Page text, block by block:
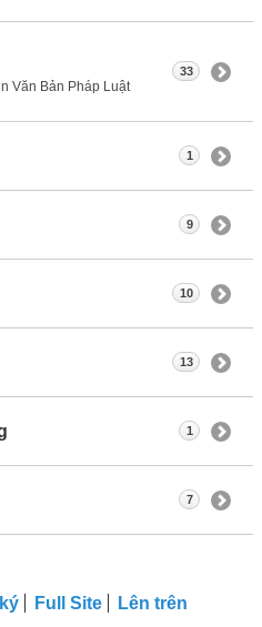
Văn Bản Pháp Luật
33
1
9
10
13
1
7
Full Site Lên trên